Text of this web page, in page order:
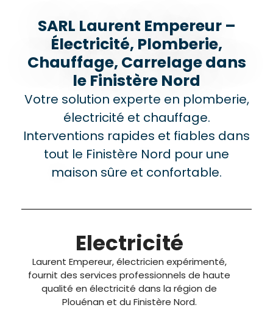
SARL Laurent Empereur –
Électricité, Plomberie,
Chauffage, Carrelage dans
le Finistère Nord
Votre solution experte en plomberie,
électricité et chauffage.
Interventions rapides et fiables dans
tout le Finistère Nord pour une
maison sûre et confortable.
Electricité
Laurent Empereur, électricien expérimenté,
fournit des services professionnels de haute
qualité en électricité dans la région de
Plouénan et du Finistère Nord.